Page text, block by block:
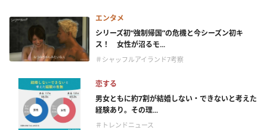
エンタメ
シリーズ初“強制帰国”の危機と今シーズン初キ
ス！ 女性が沼るモ...
＃シャッフルアイランド7考察
恋する
男女ともに約7割が結婚しない・できないと考えた
経験あり。その理...
＃トレンドニュース